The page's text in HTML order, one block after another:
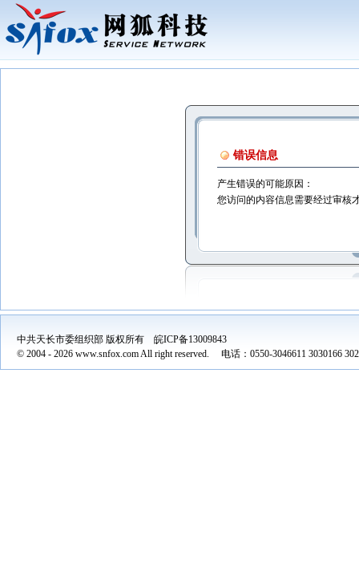
错误信息
产生错误的可能原因：
您访问的内容信息需要经过审核
中共天长市委组织部 版权所有 皖ICP备13009843
© 2004 - 2026 www.snfox.com All right reserved. 电话：0550-3046611 3030166